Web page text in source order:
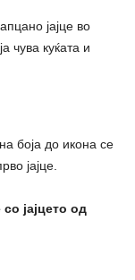
јајце во
чува куќата и
боја до икона се
јајце.
јајцето од